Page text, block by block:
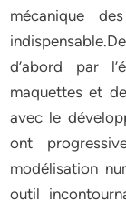
mécanique
d’abord par
maquettes et
avec le
ont
modélisation
outil